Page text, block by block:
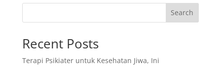
Search
Recent Posts
Terapi Psikiater untuk Kesehatan Jiwa, Ini